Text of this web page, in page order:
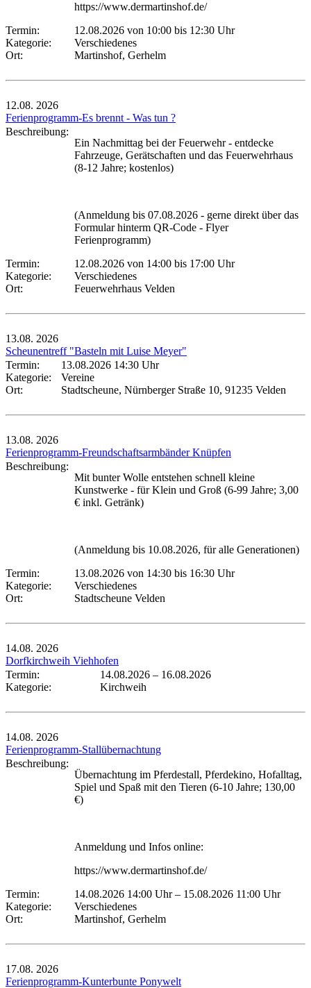
https://www.dermartinshof.de/
Termin:
12.08.2026 von 10:00 bis 12:30 Uhr
Kategorie:
Verschiedenes
Ort:
Martinshof, Gerhelm
12.08. 2026
Ferienprogramm-Es brennt - Was tun ?
Beschreibung:
Ein Nachmittag bei der Feuerwehr - entdecke
Fahrzeuge, Gerätschaften und das Feuerwehrhaus
(8-12 Jahre; kostenlos)
(Anmeldung bis 07.08.2026 - gerne direkt über das
Formular hinterm QR-Code - Flyer
Ferienprogramm)
Termin:
12.08.2026 von 14:00 bis 17:00 Uhr
Kategorie:
Verschiedenes
Ort:
Feuerwehrhaus Velden
13.08. 2026
Scheunentreff "Basteln mit Luise Meyer"
Termin:
13.08.2026 14:30 Uhr
Kategorie:
Vereine
Ort:
Stadtscheune, Nürnberger Straße 10, 91235 Velden
13.08. 2026
Ferienprogramm-Freundschaftsarmbänder Knüpfen
Beschreibung:
Mit bunter Wolle entstehen schnell kleine
Kunstwerke - für Klein und Groß (6-99 Jahre; 3,00
€ inkl. Getränk)
(Anmeldung bis 10.08.2026, für alle Generationen)
Termin:
13.08.2026 von 14:30 bis 16:30 Uhr
Kategorie:
Verschiedenes
Ort:
Stadtscheune Velden
14.08. 2026
Dorfkirchweih Viehhofen
Termin:
14.08.2026 – 16.08.2026
Kategorie:
Kirchweih
14.08. 2026
Ferienprogramm-Stallübernachtung
Beschreibung:
Übernachtung im Pferdestall, Pferdekino, Hofalltag,
Spiel und Spaß mit den Tieren (6-10 Jahre; 130,00
€)
Anmeldung und Infos online:
https://www.dermartinshof.de/
Termin:
14.08.2026 14:00 Uhr– 15.08.2026 11:00 Uhr
Kategorie:
Verschiedenes
Ort:
Martinshof, Gerhelm
17.08. 2026
Ferienprogramm-Kunterbunte Ponywelt